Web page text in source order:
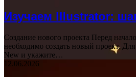
Изучаем Illustrator:
Создание нового проекта Перед
необходимо создать новый проект.
New и укажите…
12.06.2026